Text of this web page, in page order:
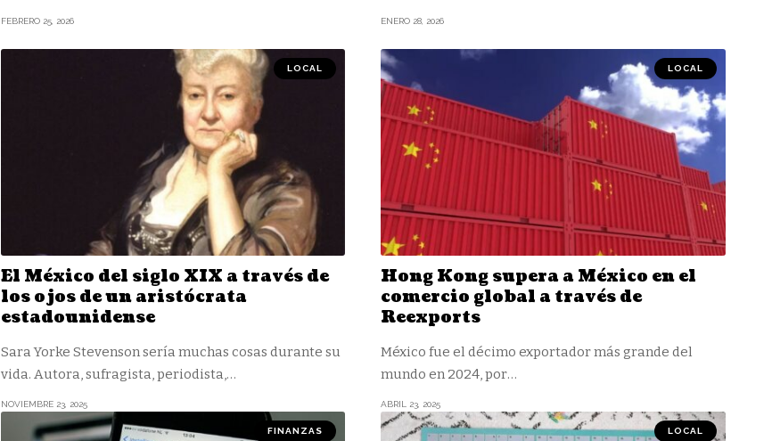
FEBRERO 25, 2026 ENERO 28, 2026
LOCAL
El México del siglo XIX a través de
los ojos de un aristócrata
estadounidense
Sara Yorke Stevenson sería muchas cosas durante su
vida. Autora, sufragista, periodista,…
NOVIEMBRE 23, 2025
LOCAL
Hong Kong supera a México en el
comercio global a través de
Reexports
México fue el décimo exportador más grande del
mundo en 2024, por…
ABRIL 23, 2025
FINANZAS LOCAL